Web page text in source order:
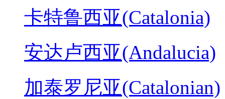
卡特鲁西亚(Catalonia)
安达卢西亚(Andalucia)
加泰罗尼亚(Catalonian)